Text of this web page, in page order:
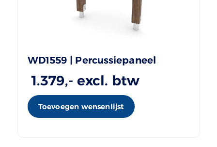
WD1559 | Percussiepaneel
1.379,- excl. btw
Toevoegen wensenlijst